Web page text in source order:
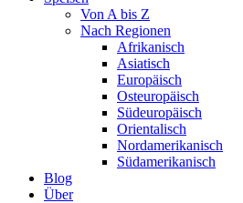
Von A bis Z
Nach Regionen
Afrikanisch
Asiatisch
Europäisch
Osteuropäisch
Südeuropäisch
Orientalisch
Nordamerikanisch
Südamerikanisch
Blog
Über